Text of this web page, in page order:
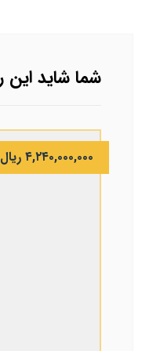
شما شاید
۴,۲۴۰,۰۰۰,۰۰۰ ریال